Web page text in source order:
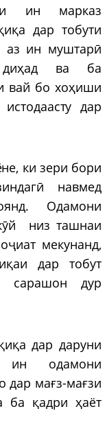
ин марказ
дар тобути
аз ин муштарӣ
диҳад ва ба
вай бо хоҳиши
дар
ки зери бори
навмед
Одамони
низ ташнаи
мекунанд,
дар тобут
сарашон дур
дар даруни
ин одамони
дар мағз-мағзи
ба қадри ҳаёт